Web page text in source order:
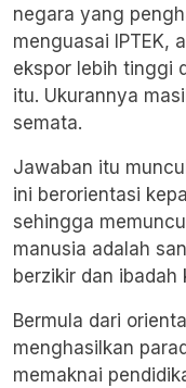
negara yang
menguasai IPTEK,
ekspor lebih tinggi
itu. Ukurannya
semata.
Jawaban itu
ini berorientasi
sehingga
manusia adalah
berzikir dan ibadah
Bermula dari
menghasilkan
memaknai